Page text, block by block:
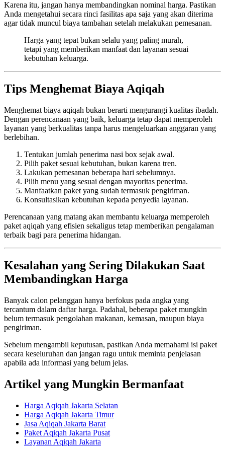
Karena itu, jangan hanya membandingkan nominal harga. Pastikan
Anda mengetahui secara rinci fasilitas apa saja yang akan diterima
agar tidak muncul biaya tambahan setelah melakukan pemesanan.
Harga yang tepat bukan selalu yang paling murah,
tetapi yang memberikan manfaat dan layanan sesuai
kebutuhan keluarga.
Tips Menghemat Biaya Aqiqah
Menghemat biaya aqiqah bukan berarti mengurangi kualitas ibadah.
Dengan perencanaan yang baik, keluarga tetap dapat memperoleh
layanan yang berkualitas tanpa harus mengeluarkan anggaran yang
berlebihan.
Tentukan jumlah penerima nasi box sejak awal.
Pilih paket sesuai kebutuhan, bukan karena tren.
Lakukan pemesanan beberapa hari sebelumnya.
Pilih menu yang sesuai dengan mayoritas penerima.
Manfaatkan paket yang sudah termasuk pengiriman.
Konsultasikan kebutuhan kepada penyedia layanan.
Perencanaan yang matang akan membantu keluarga memperoleh
paket aqiqah yang efisien sekaligus tetap memberikan pengalaman
terbaik bagi para penerima hidangan.
Kesalahan yang Sering Dilakukan Saat
Membandingkan Harga
Banyak calon pelanggan hanya berfokus pada angka yang
tercantum dalam daftar harga. Padahal, beberapa paket mungkin
belum termasuk pengolahan makanan, kemasan, maupun biaya
pengiriman.
Sebelum mengambil keputusan, pastikan Anda memahami isi paket
secara keseluruhan dan jangan ragu untuk meminta penjelasan
apabila ada informasi yang belum jelas.
Artikel yang Mungkin Bermanfaat
Harga Aqiqah Jakarta Selatan
Harga Aqiqah Jakarta Timur
Jasa Aqiqah Jakarta Barat
Paket Aqiqah Jakarta Pusat
Layanan Aqiqah Jakarta